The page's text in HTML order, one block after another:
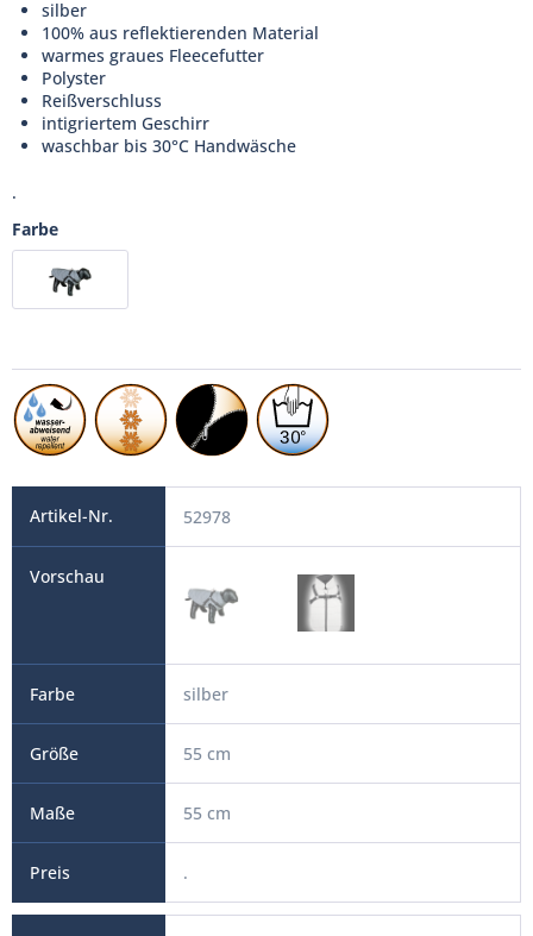
silber
100% aus reflektierenden Material
warmes graues Fleecefutter
Polyster
Reißverschluss
intigriertem Geschirr
waschbar bis 30°C Handwäsche
.
Farbe
52978
silber
55 cm
55 cm
.